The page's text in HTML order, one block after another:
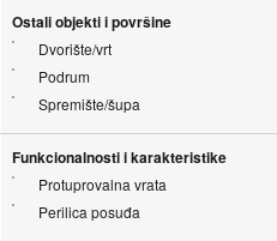
Ostali objekti i površine
Dvorište/vrt
Podrum
Spremište/šupa
Funkcionalnosti i karakteristike
Protuprovalna vrata
Perilica posuđa